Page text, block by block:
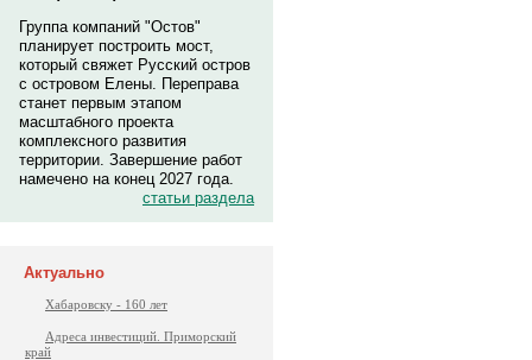
Группа компаний "Остов"
планирует построить мост,
который свяжет Русский остров
с островом Елены. Переправа
станет первым этапом
масштабного проекта
комплексного развития
территории. Завершение работ
намечено на конец 2027 года.
статьи раздела
Актуально
Хабаровску - 160 лет
Адреса инвестиций. Приморский
край